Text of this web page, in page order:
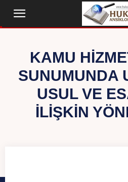
KAMU
SUNUMUNDA
USUL VE
İLIŞKIN